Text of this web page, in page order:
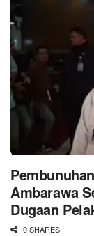
Ambarawa
Dugaan
0 SHARES